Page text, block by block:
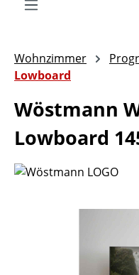
Wohnzimmer
Lowboard
Wöstmann
Lowboard